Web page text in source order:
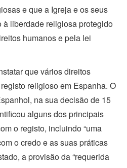
e que a Igreja e os seus
à liberdade religiosa protegido
humanos e pela lei
que vários direitos
religioso em Espanha. O
na sua decisão de 15
alguns dos principais
o registo, incluindo “uma
o credo e as suas práticas
a provisão da “requerida